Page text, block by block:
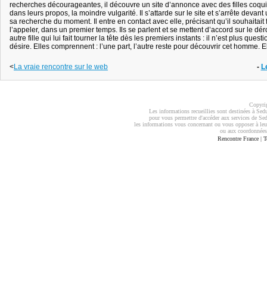
recherches décourageantes, il découvre un site d’annonce avec des filles
dans leurs propos, la moindre vulgarité. Il s’attarde sur le site et s’arrête
sa recherche du moment. Il entre en contact avec elle, précisant qu’il
l’appeler, dans un premier temps. Ils se parlent et se mettent d’accord sur le
autre fille qui lui fait tourner la tête dès les premiers instants : il n’est plus
désire. Elles comprennent : l’une part, l’autre reste pour découvrir cet homme.
<La vraie rencontre sur le web -
Les informations recueillies sont destinées à
pour vous permettre d'accéder aux services de
les informations vous concernant ou vous opposer à
ou aux
Rencontre France |